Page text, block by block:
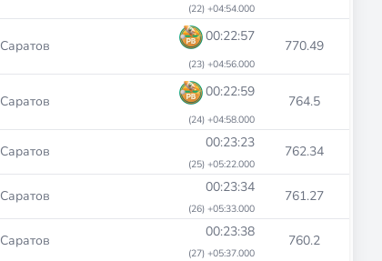
(22) +04:54.000
Саратов
00:22:57
(23) +04:56.000
770.49
Саратов
00:22:59
(24) +04:58.000
764.5
Саратов
00:23:23
(25) +05:22.000
762.34
Саратов
00:23:34
(26) +05:33.000
761.27
Саратов
00:23:38
(27) +05:37.000
760.2